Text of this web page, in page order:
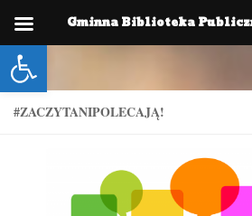
Otwórz pasek narzędzi
Skip to content
#ZACZYTANIPOLECAJĄ!
Gminna Biblioteka